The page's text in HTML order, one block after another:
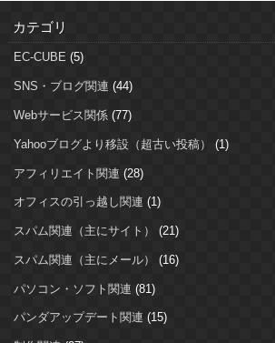
カテゴリ
EC-CUBE (5)
SNS・ブログ関連 (44)
Webサービス関係 (77)
Yahooブログより移設（超古い投稿） (1)
アフィリエイト関連 (28)
オフィスの引っ越し関連 (1)
スパム関連（主にサイト） (21)
スパム関連（主にメール） (16)
パソコン・ソフト関連 (81)
パンダアップデート関連 (15)